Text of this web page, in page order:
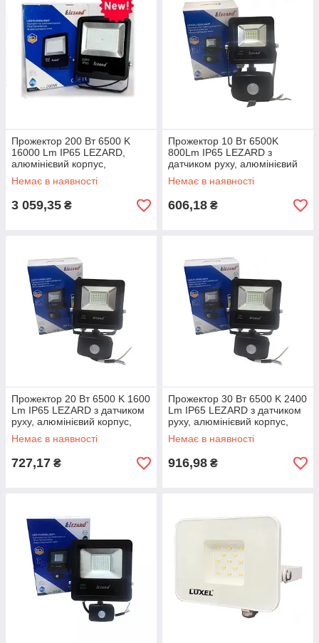
Прожектор 200 Вт 6500 K
16000 Lm IP65 LEZARD,
алюмінієвий корпус,
світлодіодний, PAL65200
Лезард, вуличний
Немає в наявності
3 059,35 ₴
Прожектор 10 Вт 6500K
800Lm IP65 LEZARD з
датчиком руху, алюмінієвий
корпус, світлодіодний,
PAL6510S Лезард
Немає в наявності
606,18 ₴
Прожектор 20 Вт 6500 K 1600
Lm IP65 LEZARD з датчиком
руху, алюмінієвий корпус,
світлодіодний, PAL6520S
Лезард
Немає в наявності
727,17 ₴
Прожектор 30 Вт 6500 K 2400
Lm IP65 LEZARD з датчиком
руху, алюмінієвий корпус,
світлодіодний, PAL6530S
Лезард
Немає в наявності
916,98 ₴